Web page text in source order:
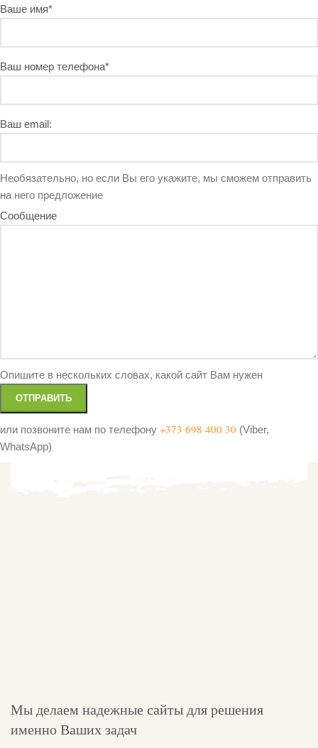
Ваше имя*
Ваш номер телефона*
Ваш email:
Необязательно, но если Вы его укажите, мы сможем отправить
на него предложение
Сообщение
Опишите в нескольких словах, какой сайт Вам нужен
или позвоните нам по телефону +373 698 400 30 (Viber,
WhatsApp)
Мы делаем надежные сайты для решения
именно Ваших задач